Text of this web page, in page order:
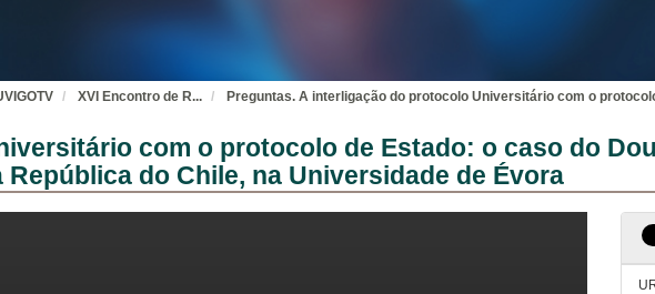
XVI Encontro de R... Preguntas. A interligação do protocolo Universitário com o
com o protocolo de Estado: o caso do
do Chile, na Universidade de Évora